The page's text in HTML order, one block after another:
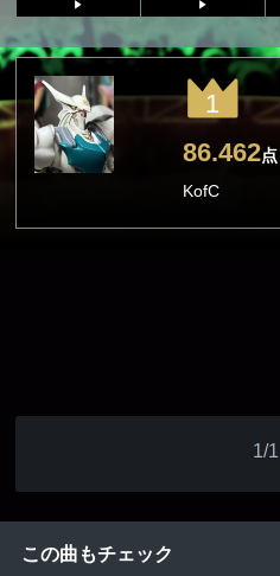
1
86.462点
KofC
1/1
この曲もチェック